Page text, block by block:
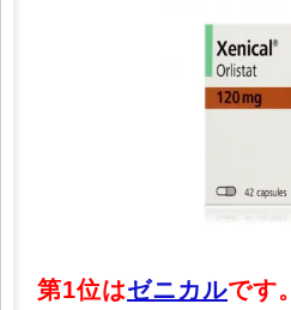
第1位はゼニカルです。